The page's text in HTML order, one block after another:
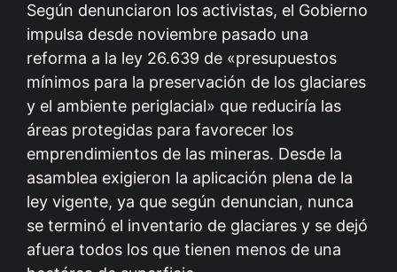
Según denunciaron los activistas, el Gobierno
impulsa desde noviembre pasado una
reforma a la ley 26.639 de «presupuestos
mínimos para la preservación de los glaciares
y el ambiente periglacial» que reduciría las
áreas protegidas para favorecer los
emprendimientos de las mineras. Desde la
asamblea exigieron la aplicación plena de la
ley vigente, ya que según denuncian, nunca
se terminó el inventario de glaciares y se dejó
afuera todos los que tienen menos de una